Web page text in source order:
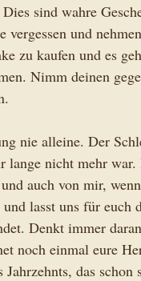
sind wahre
und
zu kaufen und es
Nimm deinen
nie alleine. Der
lange nicht mehr
auch von mir,
lasst uns für euch
Denkt immer
noch einmal eure
das schon